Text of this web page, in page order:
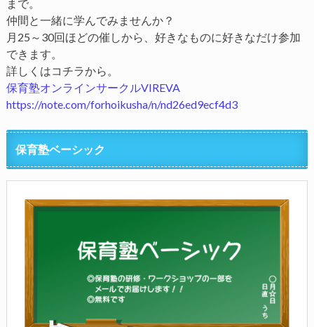
まで。
仲間と一緒に学んでみませんか？
月25～30回ほどの催しから、好きなものに好きなだけ参加
できます。
詳しくはコチラから。
保育塾オンラインサークルVIREVA
https://note.com/forhoikusha/n/nd26ed9ecf4d3
保育塾ベーシック